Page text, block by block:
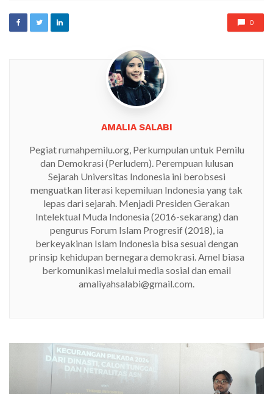
0
AMALIA SALABI
Pegiat rumahpemilu.org, Perkumpulan untuk Pemilu
dan Demokrasi (Perludem). Perempuan lulusan
Sejarah Universitas Indonesia ini berobsesi
menguatkan literasi kepemiluan Indonesia yang tak
lepas dari sejarah. Menjadi Presiden Gerakan
Intelektual Muda Indonesia (2016-sekarang) dan
pengurus Forum Islam Progresif (2018), ia
berkeyakinan Islam Indonesia bisa sesuai dengan
prinsip kehidupan bernegara demokrasi. Amel biasa
berkomunikasi melalui media sosial dan email
amaliyahsalabi@gmail.com.